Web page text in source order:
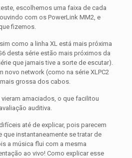
escolhemos uma faixa de cada
com os PowerLink MM2, e
fizemos.
como a linha XL está mais próxima
desta série estão mais próximos da
que jamais tive a sorte de escutar).
novo network (como na série XLPC2
grossa dos cabos.
amaciados, o que facilitou
auditiva.
até de explicar, pois parecem
instantaneamente se tratar de
a música flui com a mesma
ao vivo! Como explicar esse